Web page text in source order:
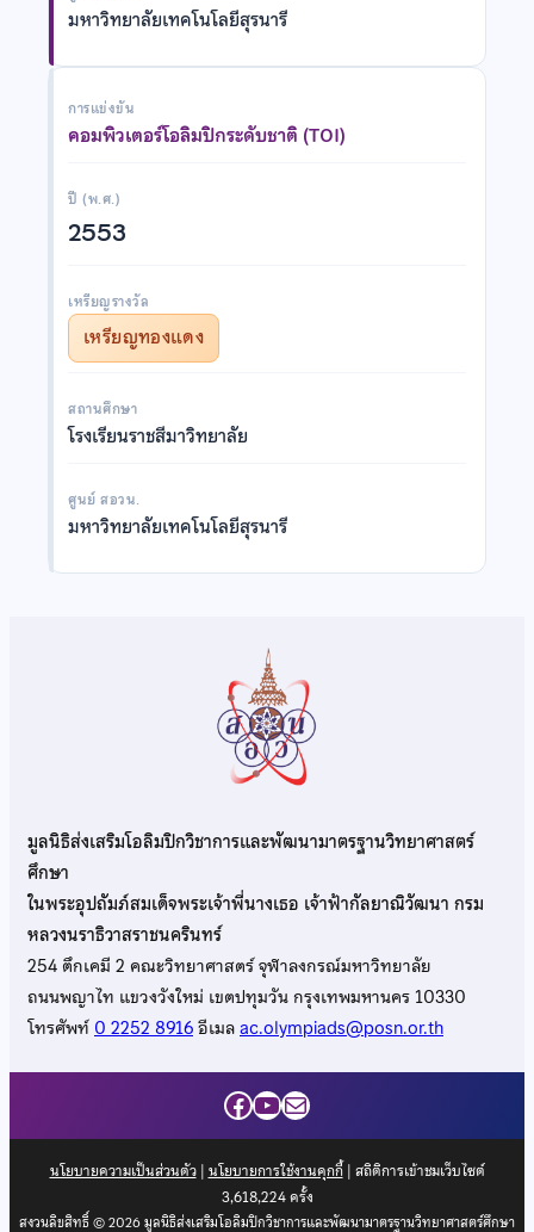
มหาวิทยาลัยเทคโนโลยีสุรนารี
การแข่งขัน
คอมพิวเตอร์โอลิมปิกระดับชาติ (TOI)
ปี (พ.ศ.)
2553
เหรียญรางวัล
เหรียญทองแดง
สถานศึกษา
โรงเรียนราชสีมาวิทยาลัย
ศูนย์ สอวน.
มหาวิทยาลัยเทคโนโลยีสุรนารี
มูลนิธิส่งเสริมโอลิมปิกวิชาการและพัฒนามาตรฐานวิทยาศาสตร์
ศึกษา
ในพระอุปถัมภ์สมเด็จพระเจ้าพี่นางเธอ เจ้าฟ้ากัลยาณิวัฒนา กรม
หลวงนราธิวาสราชนครินทร์
254 ตึกเคมี 2 คณะวิทยาศาสตร์ จุฬาลงกรณ์มหาวิทยาลัย
ถนนพญาไท แขวงวังใหม่ เขตปทุมวัน กรุงเทพมหานคร 10330
โทรศัพท์0 2252 8916อีเมลac.olympiads@posn.or.th
Facebook
YouTube
Mail
นโยบายความเป็นส่วนตัว| นโยบายการใช้งานคุกกี้| สถิติการเข้าชมเว็บไซต์
3,618,224ครั้ง
สงวนลิขสิทธิ์ © 2026 มูลนิธิส่งเสริมโอลิมปิกวิชาการและพัฒนามาตรฐานวิทยาศาสตร์ศึกษา